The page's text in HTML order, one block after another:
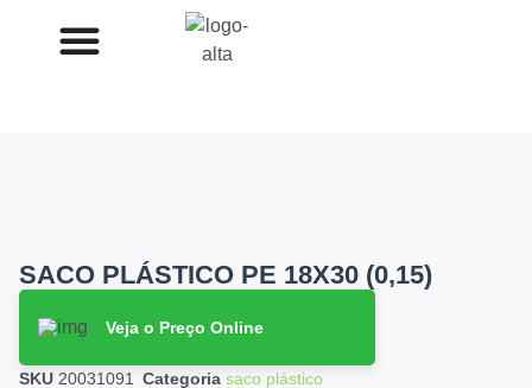
SACO PLÁSTICO PE 18X30 (0,15)
Veja o Preço Online
SKU 20031091 Categoria saco plástico